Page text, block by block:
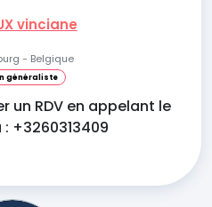
vinciane
- Belgique
généraliste
un RDV en appelant le
+3260313409